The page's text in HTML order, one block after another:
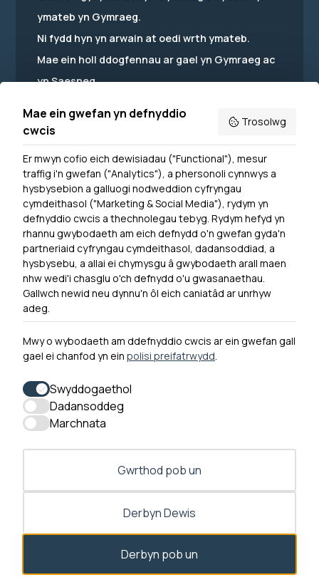
Dewislen Troedyn
Newyddion
Ymuno â ni
Hygyrchedd
Hysbysiad Preifatrwydd
Cysylltu â ni
0300 790 0203 Mae ein llinell ffôn ar agor rhwng 10yb-
4yp Dydd Llun - Dydd Gwener
ymateb yn Gymraeg.
Ni fydd hyn yn arwain at oedi wrth ymateb.
Mae ein holl ddogfennau ar gael yn Gymraeg ac
yn Saesneg.
Powered by Translate
Mae ein gwefan yn defnyddio
cwcis
Trosolwg
Er mwyn cofio eich dewisiadau ("Functional"), mesur
traffig i'n gwefan ("Analytics"), a phersonoli cynnwys a
hysbysebion a galluogi nodweddion cyfryngau
cymdeithasol ("Marketing & Social Media"), rydym yn
defnyddio cwcis a thechnolegau tebyg. Rydym hefyd yn
rhannu gwybodaeth am eich defnydd o'n gwefan gyda'n
partneriaid cyfryngau cymdeithasol, dadansoddiad, a
hysbysebu, a allai ei chymysgu â gwybodaeth arall maen
nhw wedi'i chasglu o'ch defnydd o'u gwasanaethau.
Gallwch newid neu dynnu'n ôl eich caniatâd ar unrhyw
adeg.
Mwy o wybodaeth am ddefnyddio cwcis ar ein gwefan gall
gael ei chanfod yn ein polisi preifatrwydd.
Swyddogaethol
Dadansoddeg
Marchnata
Gwrthod pob un
Derbyn Dewis
Derbyn pob un